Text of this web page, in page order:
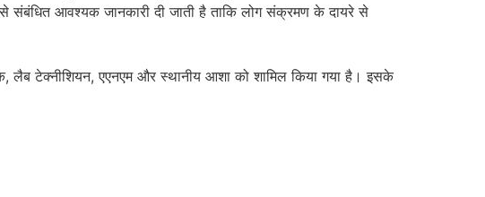
से संबंधित आवश्यक जानकारी दी जाती है ताकि लोग संक्रमण के दायरे से
लैब टेक्नीशियन, एएनएम और स्थानीय आशा को शामिल किया गया है। इसके